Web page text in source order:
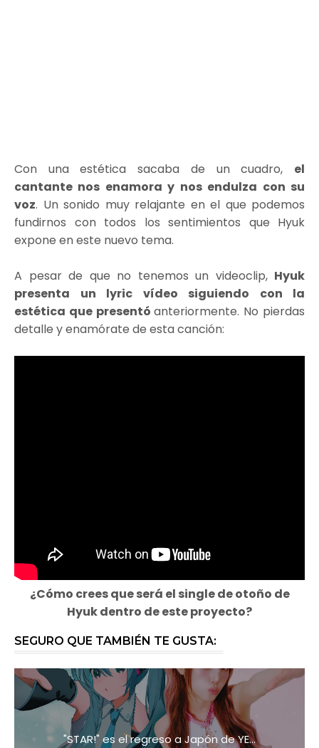
Con una estética sacaba de un cuadro, el
cantante nos enamora y nos endulza con su
voz. Un sonido muy relajante en el que podemos
fundirnos con todos los sentimientos que Hyuk
expone en este nuevo tema.
A pesar de que no tenemos un videoclip, Hyuk
presenta un lyric vídeo siguiendo con la
estética que presentóanteriormente. No pierdas
detalle y enamórate de esta canción:
¿Cómo crees que será el single de otoño de
Hyuk dentro de este proyecto?
SEGURO QUE TAMBIÉN TE GUSTA:
"STAR!" es el regreso a Japón de YE...